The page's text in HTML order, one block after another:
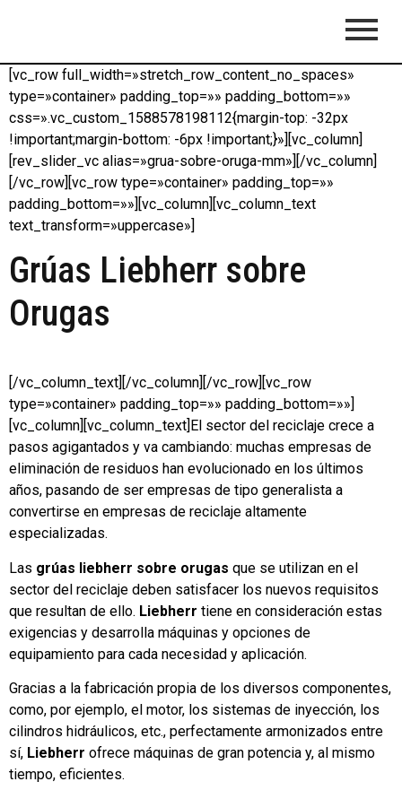
[vc_row full_width=»stretch_row_content_no_spaces»
type=»container» padding_top=»» padding_bottom=»»
css=».vc_custom_1588578198112{margin-top: -32px
!important;margin-bottom: -6px !important;}»][vc_column]
[rev_slider_vc alias=»grua-sobre-oruga-mm»][/vc_column]
[/vc_row][vc_row type=»container» padding_top=»»
padding_bottom=»»][vc_column][vc_column_text
text_transform=»uppercase»]
Grúas Liebherr sobre
Orugas
[/vc_column_text][/vc_column][/vc_row][vc_row
type=»container» padding_top=»» padding_bottom=»»]
[vc_column][vc_column_text]El sector del reciclaje crece a
pasos agigantados y va cambiando: muchas empresas de
eliminación de residuos han evolucionado en los últimos
años, pasando de ser empresas de tipo generalista a
convertirse en empresas de reciclaje altamente
especializadas.
Las grúas liebherr sobre orugas que se utilizan en el
sector del reciclaje deben satisfacer los nuevos requisitos
que resultan de ello. Liebherr tiene en consideración estas
exigencias y desarrolla máquinas y opciones de
equipamiento para cada necesidad y aplicación.
Gracias a la fabricación propia de los diversos componentes,
como, por ejemplo, el motor, los sistemas de inyección, los
cilindros hidráulicos, etc., perfectamente armonizados entre
sí, Liebherr ofrece máquinas de gran potencia y, al mismo
tiempo, eficientes.